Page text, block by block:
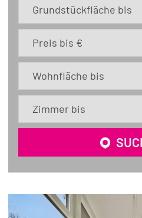
Grundstückfläche bis
Preis bis €
Wohnfläche bis
Zimmer bis